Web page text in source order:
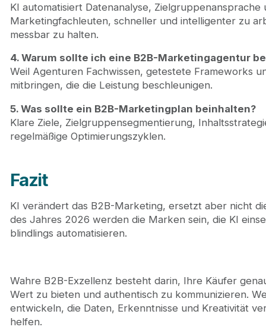
KI automatisiert Datenanalyse,
Marketingfachleuten, schneller und intelligenter zu
messbar zu halten.
4. Warum sollte ich eine B2B-Marketingagentur
Weil Agenturen Fachwissen, getestete Frameworks
mitbringen, die die Leistung beschleunigen.
5. Was sollte ein B2B-Marketingplan beinhalten?
Klare Ziele, Zielgruppensegmentierung,
regelmäßige Optimierungszyklen.
Fazit
KI verändert das B2B-Marketing, ersetzt aber nicht
des Jahres 2026 werden die Marken sein, die KI
blindlings automatisieren.
Wahre B2B-Exzellenz besteht darin, Ihre Käufer
Wert zu bieten und authentisch zu kommunizieren.
entwickeln, die Daten, Erkenntnisse und Kreativität
helfen.